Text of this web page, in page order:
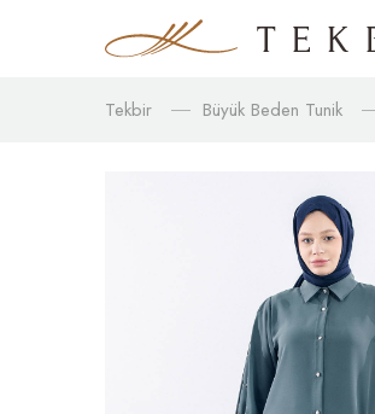
Tekbir Büyük Beden Tunik